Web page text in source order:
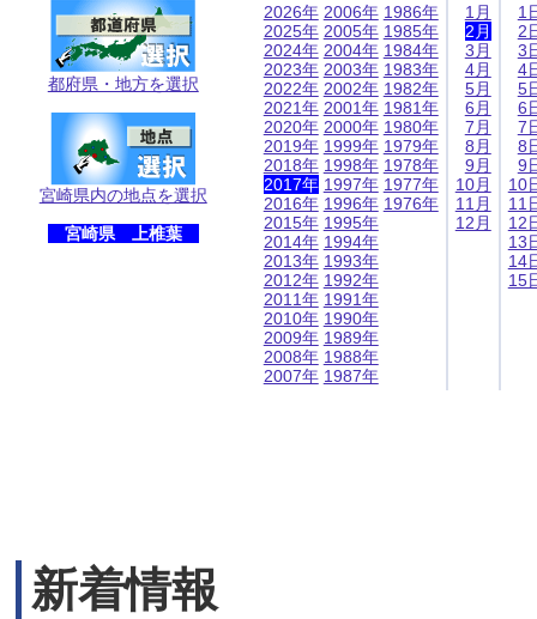
都府県・地方を選択
宮崎県内の地点を選択
宮崎県 上椎葉
2026年
2025年
2024年
2023年
2022年
2021年
2020年
2019年
2018年
2017年
2016年
2015年
2014年
2013年
2012年
2011年
2010年
2009年
2008年
2007年
2006年
2005年
2004年
2003年
2002年
2001年
2000年
1999年
1998年
1997年
1996年
1995年
1994年
1993年
1992年
1991年
1990年
1989年
1988年
1987年
1986年
1985年
1984年
1983年
1982年
1981年
1980年
1979年
1978年
1977年
1976年
1月
2月
3月
4月
5月
6月
7月
8月
9月
10月
11月
12月
1
2
3
4
5
6
7
8
9
10
11
12
13
14
15
新着情報